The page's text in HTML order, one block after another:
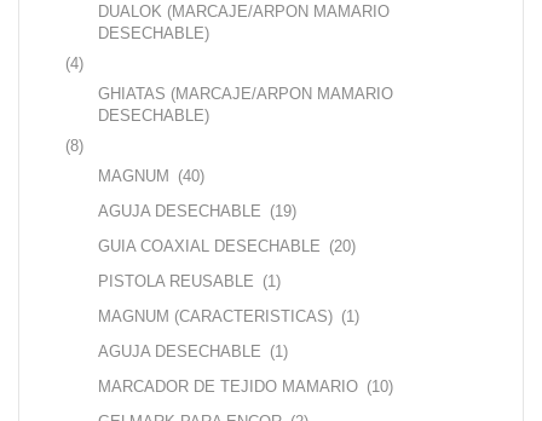
DUALOK (MARCAJE/ARPON MAMARIO
DESECHABLE)
(4)
GHIATAS (MARCAJE/ARPON MAMARIO
DESECHABLE)
(8)
MAGNUM
(40)
AGUJA DESECHABLE (19)
GUIA COAXIAL DESECHABLE (20)
PISTOLA REUSABLE (1)
MAGNUM (CARACTERISTICAS) (1)
AGUJA DESECHABLE (1)
MARCADOR DE TEJIDO MAMARIO (10)